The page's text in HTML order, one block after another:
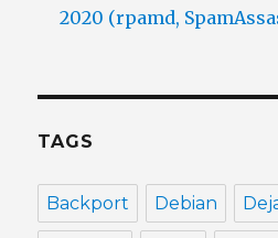
2020 (rpamd,
TAGS
Backport Debian